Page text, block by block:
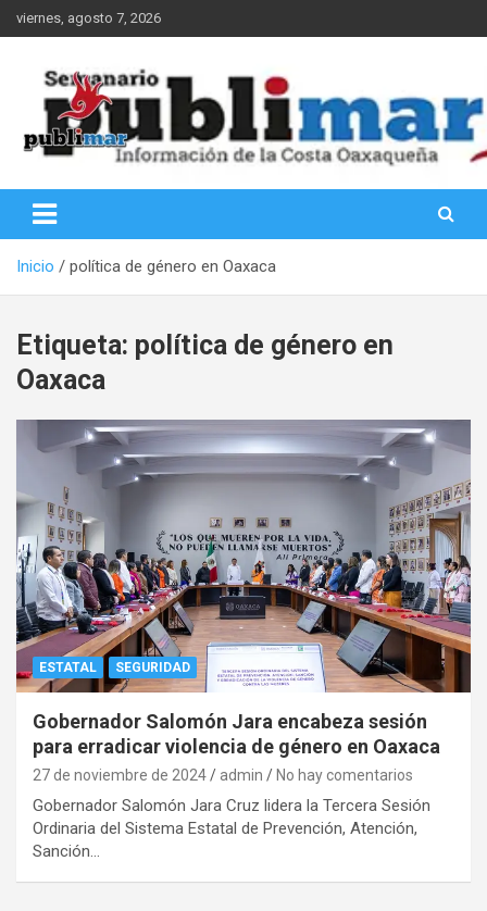
Saltar
al
viernes, agosto 7, 2026
PubliMar
Inicio política de género en Oaxaca
Etiqueta: política de género en
Oaxaca
ESTATAL SEGURIDAD
Gobernador Salomón Jara encabeza sesión
para erradicar violencia de género en Oaxaca
27 de noviembre de 2024 admin No hay comentarios
Gobernador Salomón Jara Cruz lidera la Tercera Sesión
Ordinaria del Sistema Estatal de Prevención, Atención,
Sanción…